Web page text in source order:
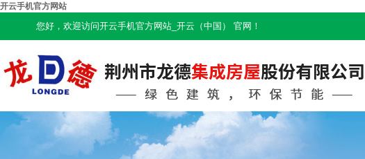
开云手机官方网站
您好，欢迎访问开云手机官方网站_开云（中国） 官网！